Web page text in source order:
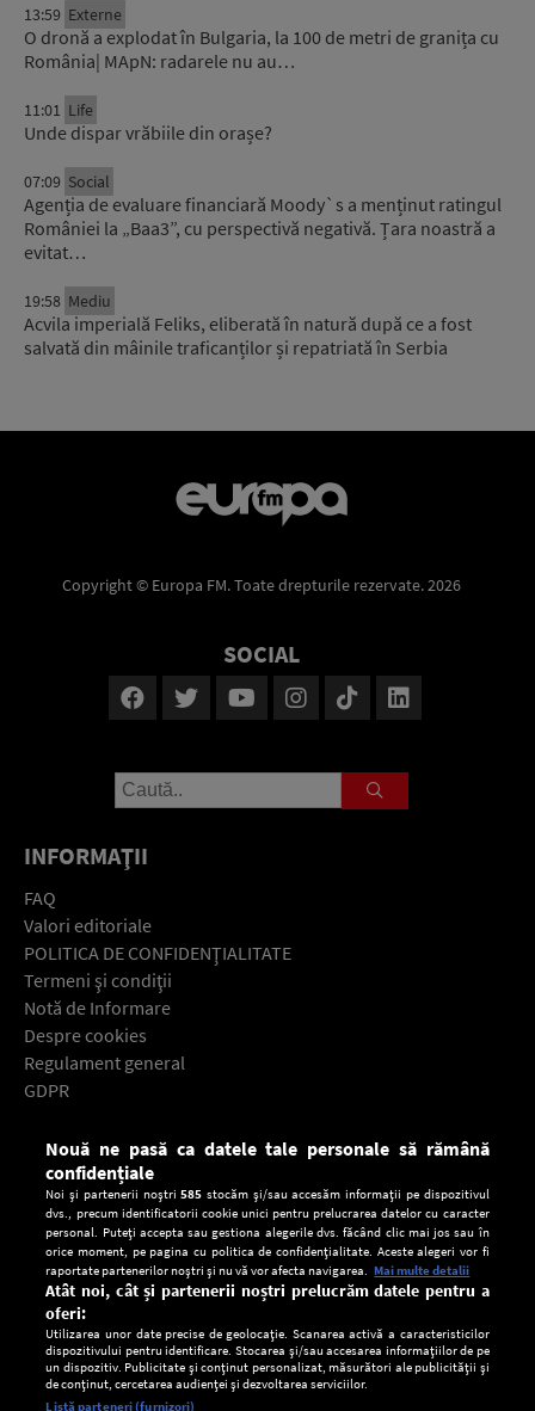
13:59 Externe
O dronă a explodat în Bulgaria, la 100 de metri de granița cu
România| MApN: radarele nu au…
11:01 Life
Unde dispar vrăbiile din orașe?
07:09 Social
Agenția de evaluare financiară Moody`s a menținut ratingul
României la „Baa3”, cu perspectivă negativă. Țara noastră a
evitat…
19:58 Mediu
Acvila imperială Feliks, eliberată în natură după ce a fost
salvată din mâinile traficanților și repatriată în Serbia
Copyright © Europa FM. Toate drepturile rezervate. 2026
SOCIAL
INFORMAŢII
FAQ
Valori editoriale
POLITICA DE CONFIDENŢIALITATE
Termeni şi condiţii
Notă de Informare
Despre cookies
Regulament general
GDPR
Descarcă gratuit aplicaţia Europa FM pentru smartphone:
Nouă ne pasă ca datele tale personale să rămână
confidențiale
Noi și partenerii noștri585 stocăm și/sau accesăm informații pe dispozitivul
dvs., precum identificatorii cookie unici pentru prelucrarea datelor cu caracter
personal. Puteți accepta sau gestiona alegerile dvs. făcând clic mai jos sau în
orice moment, pe pagina cu politica de confidențialitate. Aceste alegeri vor fi
raportate partenerilor noștri și nu vă vor afecta navigarea. Mai multe detalii
Atât noi, cât și partenerii noștri prelucrăm datele pentru a
oferi:
Utilizarea unor date precise de geolocație. Scanarea activă a caracteristicilor
dispozitivului pentru identificare. Stocarea și/sau accesarea informațiilor de pe
un dispozitiv. Publicitate și conținut personalizat, măsurători ale publicității și
de conținut, cercetarea audienței și dezvoltarea serviciilor.
Listă parteneri (furnizori)